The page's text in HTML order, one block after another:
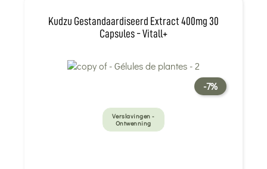
Kudzu Gestandaardiseerd Extract 400mg 30
Capsules - Vitall+
-7%
Verslavingen -
Ontwenning